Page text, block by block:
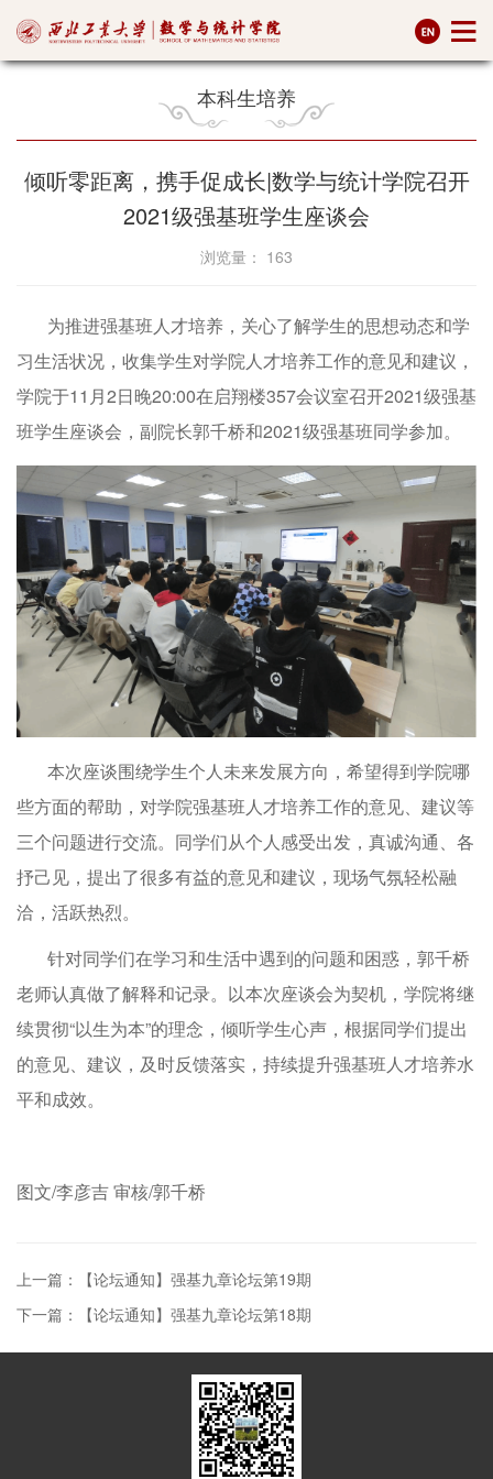
本科生培养
倾听零距离，携手促成长|数学与统计学院召开
2021级强基班学生座谈会
浏览量： 163
为推进强基班人才培养，关心了解学生的思想动态和学
习生活状况，收集学生对学院人才培养工作的意见和建议，
学院于11月2日晚20:00在启翔楼357会议室召开2021级强基
班学生座谈会，副院长郭千桥和2021级强基班同学参加。
本次座谈围绕学生个人未来发展方向，希望得到学院哪
些方面的帮助，对学院强基班人才培养工作的意见、建议等
三个问题进行交流。同学们从个人感受出发，真诚沟通、各
抒己见，提出了很多有益的意见和建议，现场气氛轻松融
洽，活跃热烈。
针对同学们在学习和生活中遇到的问题和困惑，郭千桥
老师认真做了解释和记录。以本次座谈会为契机，学院将继
续贯彻“以生为本”的理念，倾听学生心声，根据同学们提出
的意见、建议，及时反馈落实，持续提升强基班人才培养水
平和成效。
图文/李彦吉 审核/郭千桥
上一篇：【论坛通知】强基九章论坛第19期
下一篇：【论坛通知】强基九章论坛第18期